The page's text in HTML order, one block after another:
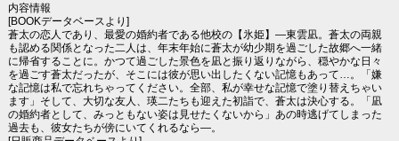
内容情報
[BOOKデータベースより]
蒼太の恋人であり、最愛の婚約者である他校の【氷姫】―東雲凪。蒼太の両親
も認める関係となった二人は、年末年始に蒼太が幼少期を過ごした故郷へ一緒
に帰省することに。かつて過ごした景色を凪と振り返りながら、穏やかな日々
を過ごす蒼太だったが、そこには彼が思い出したくない記憶もあって…。「嫌
な記憶は私で忘れちゃってください。全部、私が幸せな記憶で塗り替えちゃい
ます」そして、大切な友人、瑛二たちも迎えた初詣で、蒼太は決心する。「凪
の婚約者として、みっともない姿は見せたくないから」あの時逃げてしまった
過去も、彼女たちが傍にいてくれるなら―。